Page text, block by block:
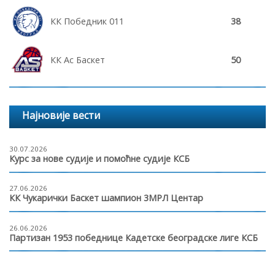
КК Победник 011 38
КК Ас Баскет 50
Најновије вести
30.07.2026
Курс за нове судије и помоћне судије КСБ
27.06.2026
КК Чукарички Баскет шампион 3МРЛ Центар
26.06.2026
Партизан 1953 победнице Кадетске београдске лиге КСБ